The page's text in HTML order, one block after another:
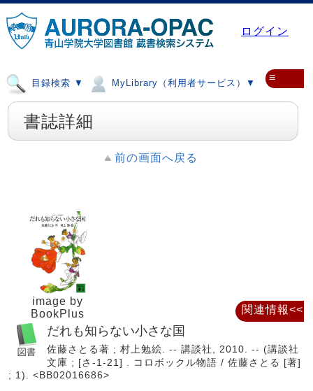
ログイン
目録検索 ▼ MyLibrary（利用者サービス）▼ ≡
書誌詳細
前の画面へ戻る
image by
BookPlus
だれも知らない小さな国
佐藤さとる著 ; 村上勉絵. -- 講談社, 2010. -- (講談社
文庫 ; [さ-1-21] . コロボックル物語 / 佐藤さとる [著]
; 1). <BB02016686>
関連情報<<